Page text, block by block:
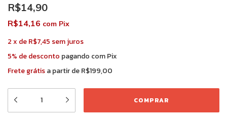
R$14,90
R$14,16 com Pix
2x deR$7,45 sem juros
5% de desconto pagando com Pix
Frete grátisa partir deR$199,00